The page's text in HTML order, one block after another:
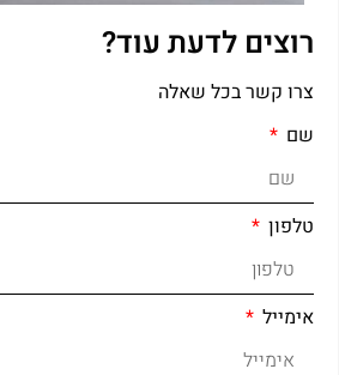
רוצים לדעת עוד?
צרו קשר בכל שאלה
שם
טלפון
אימייל